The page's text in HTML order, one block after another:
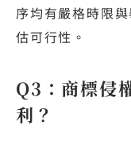
序均有嚴格時限
估可行性。
Q3：商標侵
利？